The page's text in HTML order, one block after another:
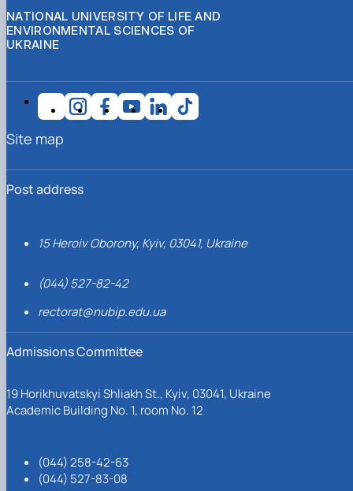
NATIONAL UNIVERSITY OF LIFE AND
ENVIRONMENTAL SCIENCES OF
UKRAINE
Post address
15 Heroiv Oborony, Kyiv, 03041, Ukraine
(044) 527-82-42
rectorat@nubip.edu.ua
Admissions Committee
19 Horikhuvatskyi Shliakh St., Kyiv, 03041, Ukraine
Academic Building No. 1, room No. 12
(044) 258-42-63
(044) 527-83-08
Site map